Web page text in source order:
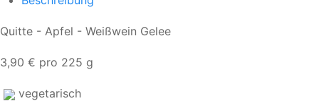
Quitte - Apfel - Weißwein Gelee
3,90 € pro 225 g
vegetarisch